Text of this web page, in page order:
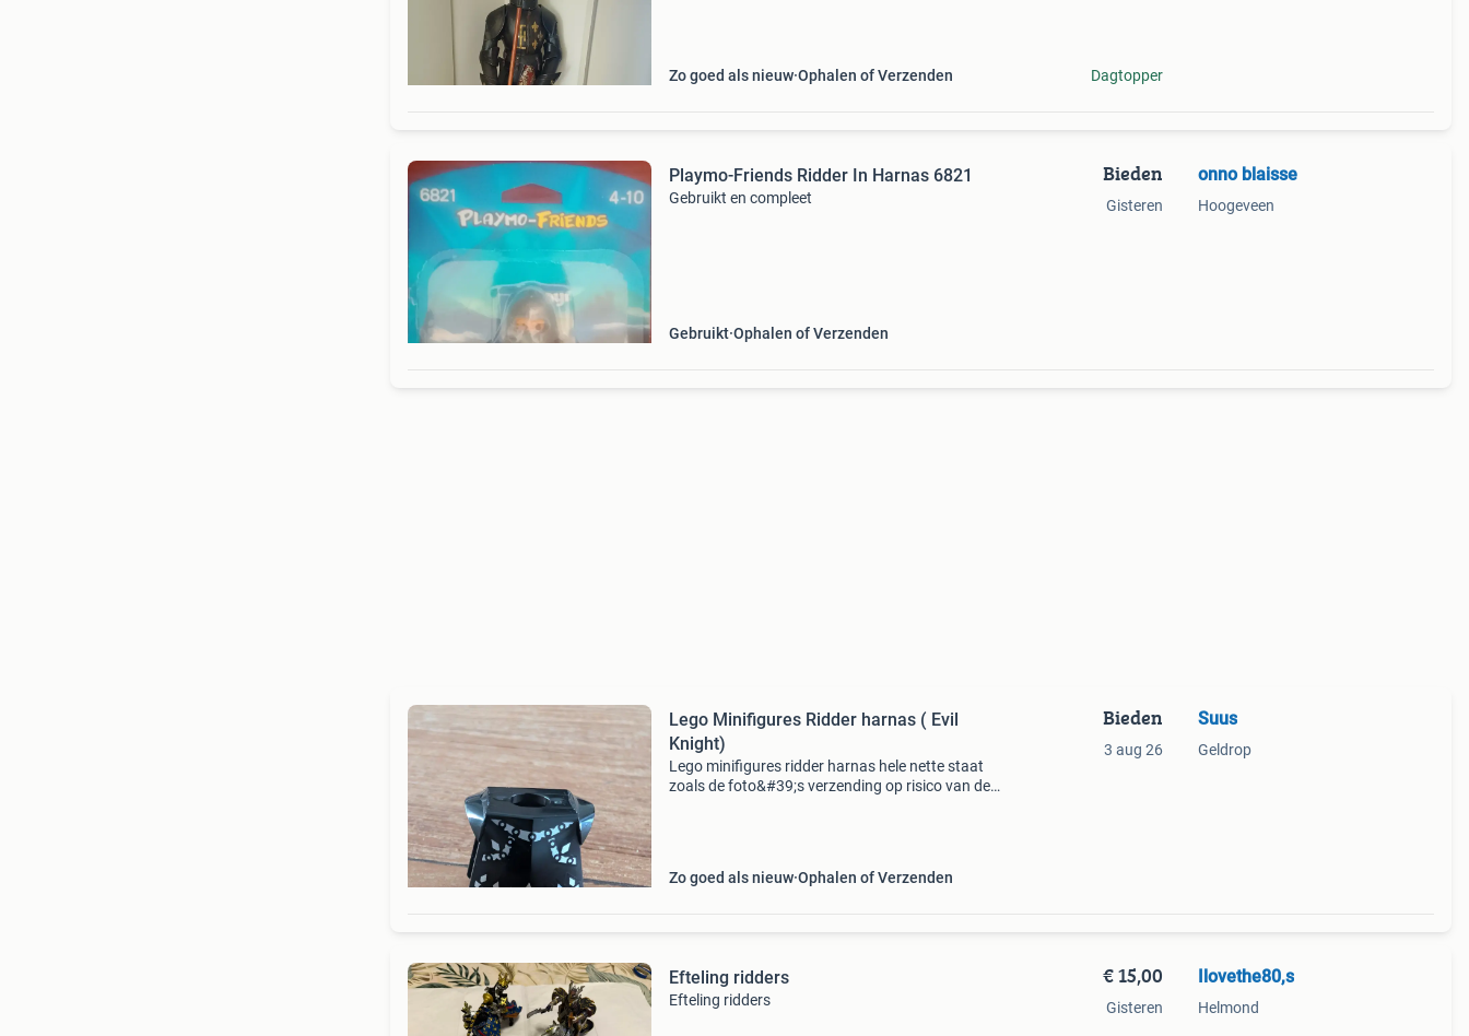
Zo goed als nieuw Ophalen of Verzenden Dagtopper
Playmo-Friends Ridder In Harnas 6821
Gebruikt en compleet
Gebruikt Ophalen of Verzenden
Bieden
Gisteren
onno blaisse
Hoogeveen
Lego Minifigures Ridder harnas ( Evil
Knight)
Lego minifigures ridder harnas hele nette staat
zoals de foto&#39;s verzending op risico van de
Zo goed als nieuw Ophalen of Verzenden
Bieden
3 aug 26
Suus
Geldrop
Efteling ridders
Efteling ridders
€ 15,00
Gisteren
Ilovethe80,s
Helmond